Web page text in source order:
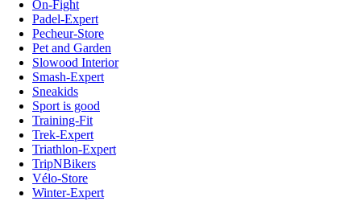
On-Fight
Padel-Expert
Pecheur-Store
Pet and Garden
Slowood Interior
Smash-Expert
Sneakids
Sport is good
Training-Fit
Trek-Expert
Triathlon-Expert
TripNBikers
Vélo-Store
Winter-Expert